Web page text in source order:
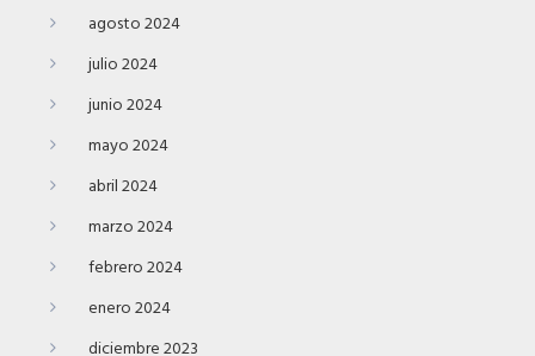
agosto 2024
julio 2024
junio 2024
mayo 2024
abril 2024
marzo 2024
febrero 2024
enero 2024
diciembre 2023